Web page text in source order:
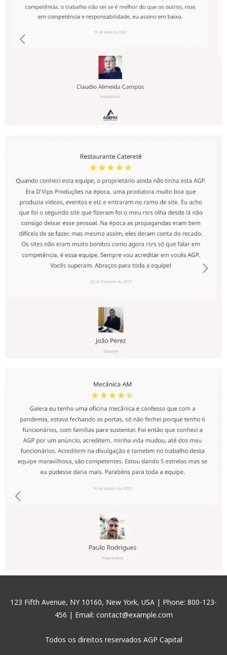
123 Fifth Avenue, NY 10160, New York, USA | Phone: 800-123-
456 | Email: contact@example.com
Todos os direitos reservados AGP Capital